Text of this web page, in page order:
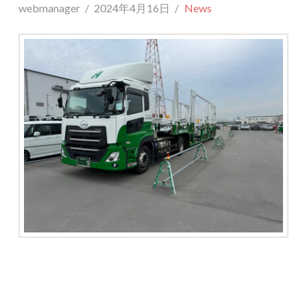
webmanager 2024年4月16日 News